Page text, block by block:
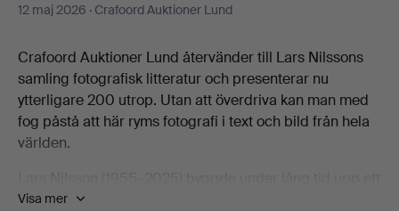
12 maj 2026 · Crafoord Auktioner Lund
Crafoord Auktioner Lund återvänder till Lars Nilssons
samling fotografisk litteratur och presenterar nu
ytterligare 200 utrop. Utan att överdriva kan man med
fog påstå att här ryms fotografi i text och bild från hela
världen.
imponerande bibliotek i ämnet och för den som när ett
Visa mer